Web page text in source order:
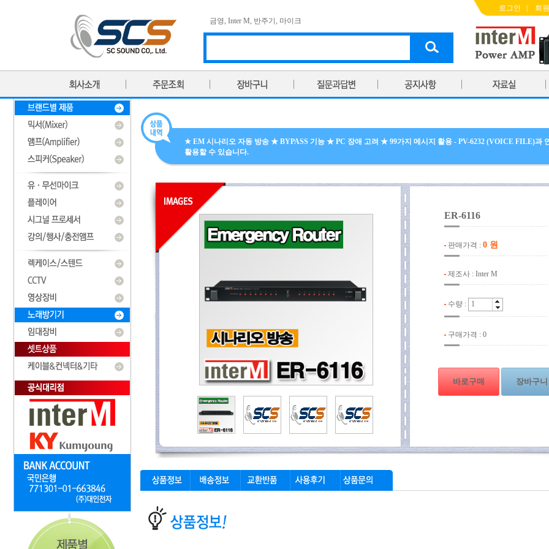
로그인
회
금영, Inter M, 반주기 , 마이크
★ EM 시나리오 자동 방송 ★ BYPASS 기능 ★ PC 장애 고려 ★ 99가지 메시지 활용 - PV-6232 (VOICE FILE)과
활용할 수 있습니다.
ER-6116
판매가격 : 0 원
제조사 : Inter M
수량 :
구매가격 : 0
바로구매 장바구니